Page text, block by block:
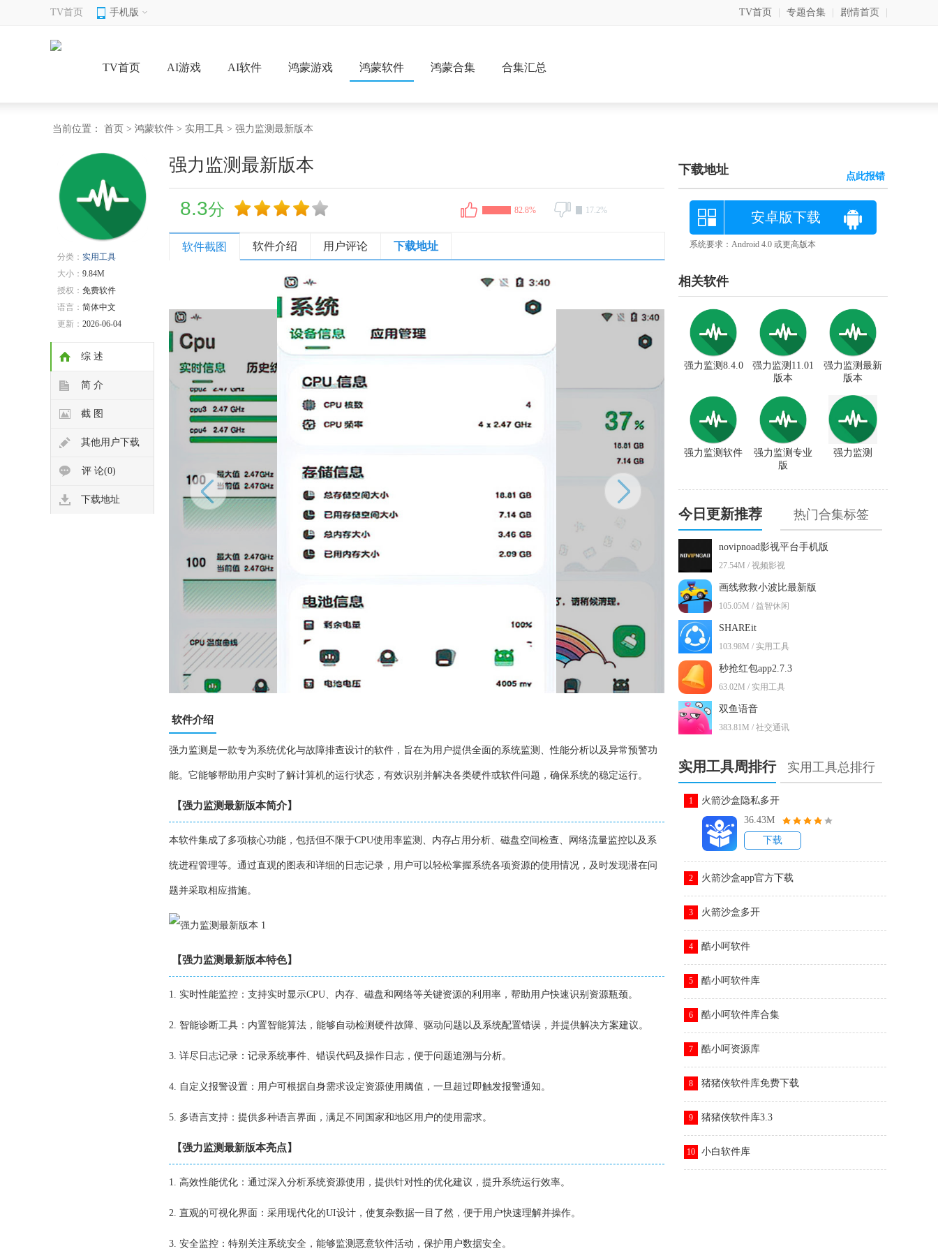
TV首页 手机版 TV首页 专题合集 剧情首页
TV首页 AI游戏 AI软件 鸿蒙游戏 鸿蒙软件 鸿蒙合集 合集汇总
当前位置： 首页 > 鸿蒙软件 > 实用工具 > 强力监测最新版本
分类： 实用工具
大小： 9.84M
授权： 免费软件
语言： 简体中文
更新： 2026-06-04
综 述
简 介
截 图
其他用户下载
评 论(0)
下载地址
强力监测最新版本
8.3分 82.8% 17.2%
软件截图 软件介绍 用户评论 下载地址
软件介绍
强力监测是一款专为系统优化与故障排查设计的软件，旨在为用户提供全面的系统监测、性能分析以及异常预警功
能。它能够帮助用户实时了解计算机的运行状态，有效识别并解决各类硬件或软件问题，确保系统的稳定运行。
【强力监测最新版本简介】
本软件集成了多项核心功能，包括但不限于CPU使用率监测、内存占用分析、磁盘空间检查、网络流量监控以及系
统进程管理等。通过直观的图表和详细的日志记录，用户可以轻松掌握系统各项资源的使用情况，及时发现潜在问
题并采取相应措施。
【强力监测最新版本特色】
1. 实时性能监控：支持实时显示CPU、内存、磁盘和网络等关键资源的利用率，帮助用户快速识别资源瓶颈。
2. 智能诊断工具：内置智能算法，能够自动检测硬件故障、驱动问题以及系统配置错误，并提供解决方案建议。
3. 详尽日志记录：记录系统事件、错误代码及操作日志，便于问题追溯与分析。
4. 自定义报警设置：用户可根据自身需求设定资源使用阈值，一旦超过即触发报警通知。
5. 多语言支持：提供多种语言界面，满足不同国家和地区用户的使用需求。
【强力监测最新版本亮点】
1. 高效性能优化：通过深入分析系统资源使用，提供针对性的优化建议，提升系统运行效率。
2. 直观的可视化界面：采用现代化的UI设计，使复杂数据一目了然，便于用户快速理解并操作。
3. 安全监控：特别关注系统安全，能够监测恶意软件活动，保护用户数据安全。
下载地址 点此报错
安卓版下载
系统要求：Android 4.0 或更高版本
相关软件
强力监测最新
版本
强力监测11.01
版本
强力监测8.4.0
强力监测
强力监测专业
版
强力监测软件
今日更新推荐 热门合集标签
novipnoad影视平台手机版
27.54M / 视频影视
画线救救小波比最新版
105.05M / 益智休闲
SHAREit
103.98M / 实用工具
秒抢红包app2.7.3
63.02M / 实用工具
双鱼语音
383.81M / 社交通讯
实用工具周排行 实用工具总排行
1
火箭沙盒隐私多开
36.43M
下载
2 火箭沙盒app官方下载
3 火箭沙盒多开
4 酷小呵软件
5 酷小呵软件库
6 酷小呵软件库合集
7 酷小呵资源库
8 猪猪侠软件库免费下载
9 猪猪侠软件库3.3
10 小白软件库